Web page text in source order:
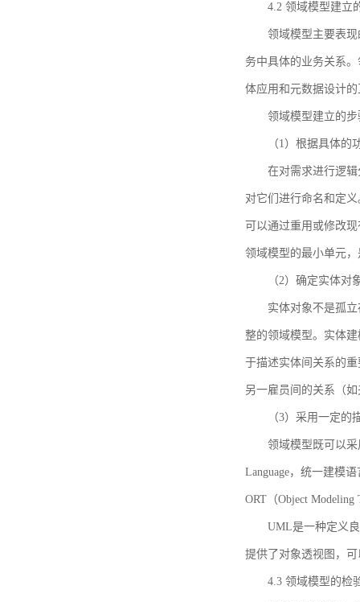
4.2 领域模型建立
领域模型主要表
务中具体的业务关系
体应用和元数据设计
领域模型建立的
（1）根据具体
在对需求进行逻
对它们进行命名和定
可以通过重用或修改
领域模型的最小单元
（2）确定实体
实体对象不是孤
整的领域模型。实体
于描述实体间关系的
另一雇员间的关系（
（3）采用一定
领域模型既可以
Language，统一建模
ORT（Object
UML是一种定义
提供了对象透视图，
4.3 领域模型的检